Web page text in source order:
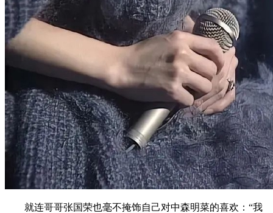
就连哥哥张国荣也毫不掩饰自己对中森明菜的喜欢：“我